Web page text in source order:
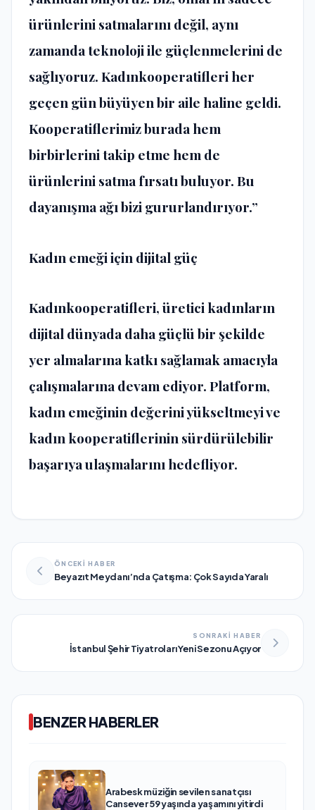
ürünlerini satmalarını değil, aynı
zamanda teknoloji ile güçlenmelerini de
sağlıyoruz. Kadınkooperatifleri her
geçen gün büyüyen bir aile haline geldi.
Kooperatiflerimiz burada hem
birbirlerini takip etme hem de
ürünlerini satma fırsatı buluyor. Bu
dayanışma ağı bizi gururlandırıyor.”
Kadın emeği için dijital güç
Kadınkooperatifleri, üretici kadınların
dijital dünyada daha güçlü bir şekilde
yer almalarına katkı sağlamak amacıyla
çalışmalarına devam ediyor. Platform,
kadın emeğinin değerini yükseltmeyi ve
kadın kooperatiflerinin sürdürülebilir
başarıya ulaşmalarını hedefliyor.
ÖNCEKİ HABER
Beyazıt Meydanı’nda Çatışma: Çok Sayıda Yaralı
SONRAKİ HABER
İstanbul Şehir Tiyatroları Yeni Sezonu Açıyor
BENZER HABERLER
Arabesk müziğin sevilen sanatçısı
Cansever 59 yaşında yaşamını yitirdi